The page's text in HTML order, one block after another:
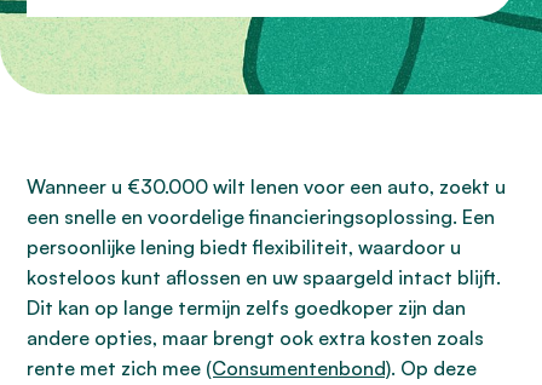
Wanneer u €30.000 wilt lenen voor een auto, zoekt u
een snelle en voordelige financieringsoplossing. Een
persoonlijke lening biedt flexibiliteit, waardoor u
kosteloos kunt aflossen en uw spaargeld intact blijft.
Dit kan op lange termijn zelfs goedkoper zijn dan
andere opties, maar brengt ook extra kosten zoals
rente met zich mee (Consumentenbond). Op deze